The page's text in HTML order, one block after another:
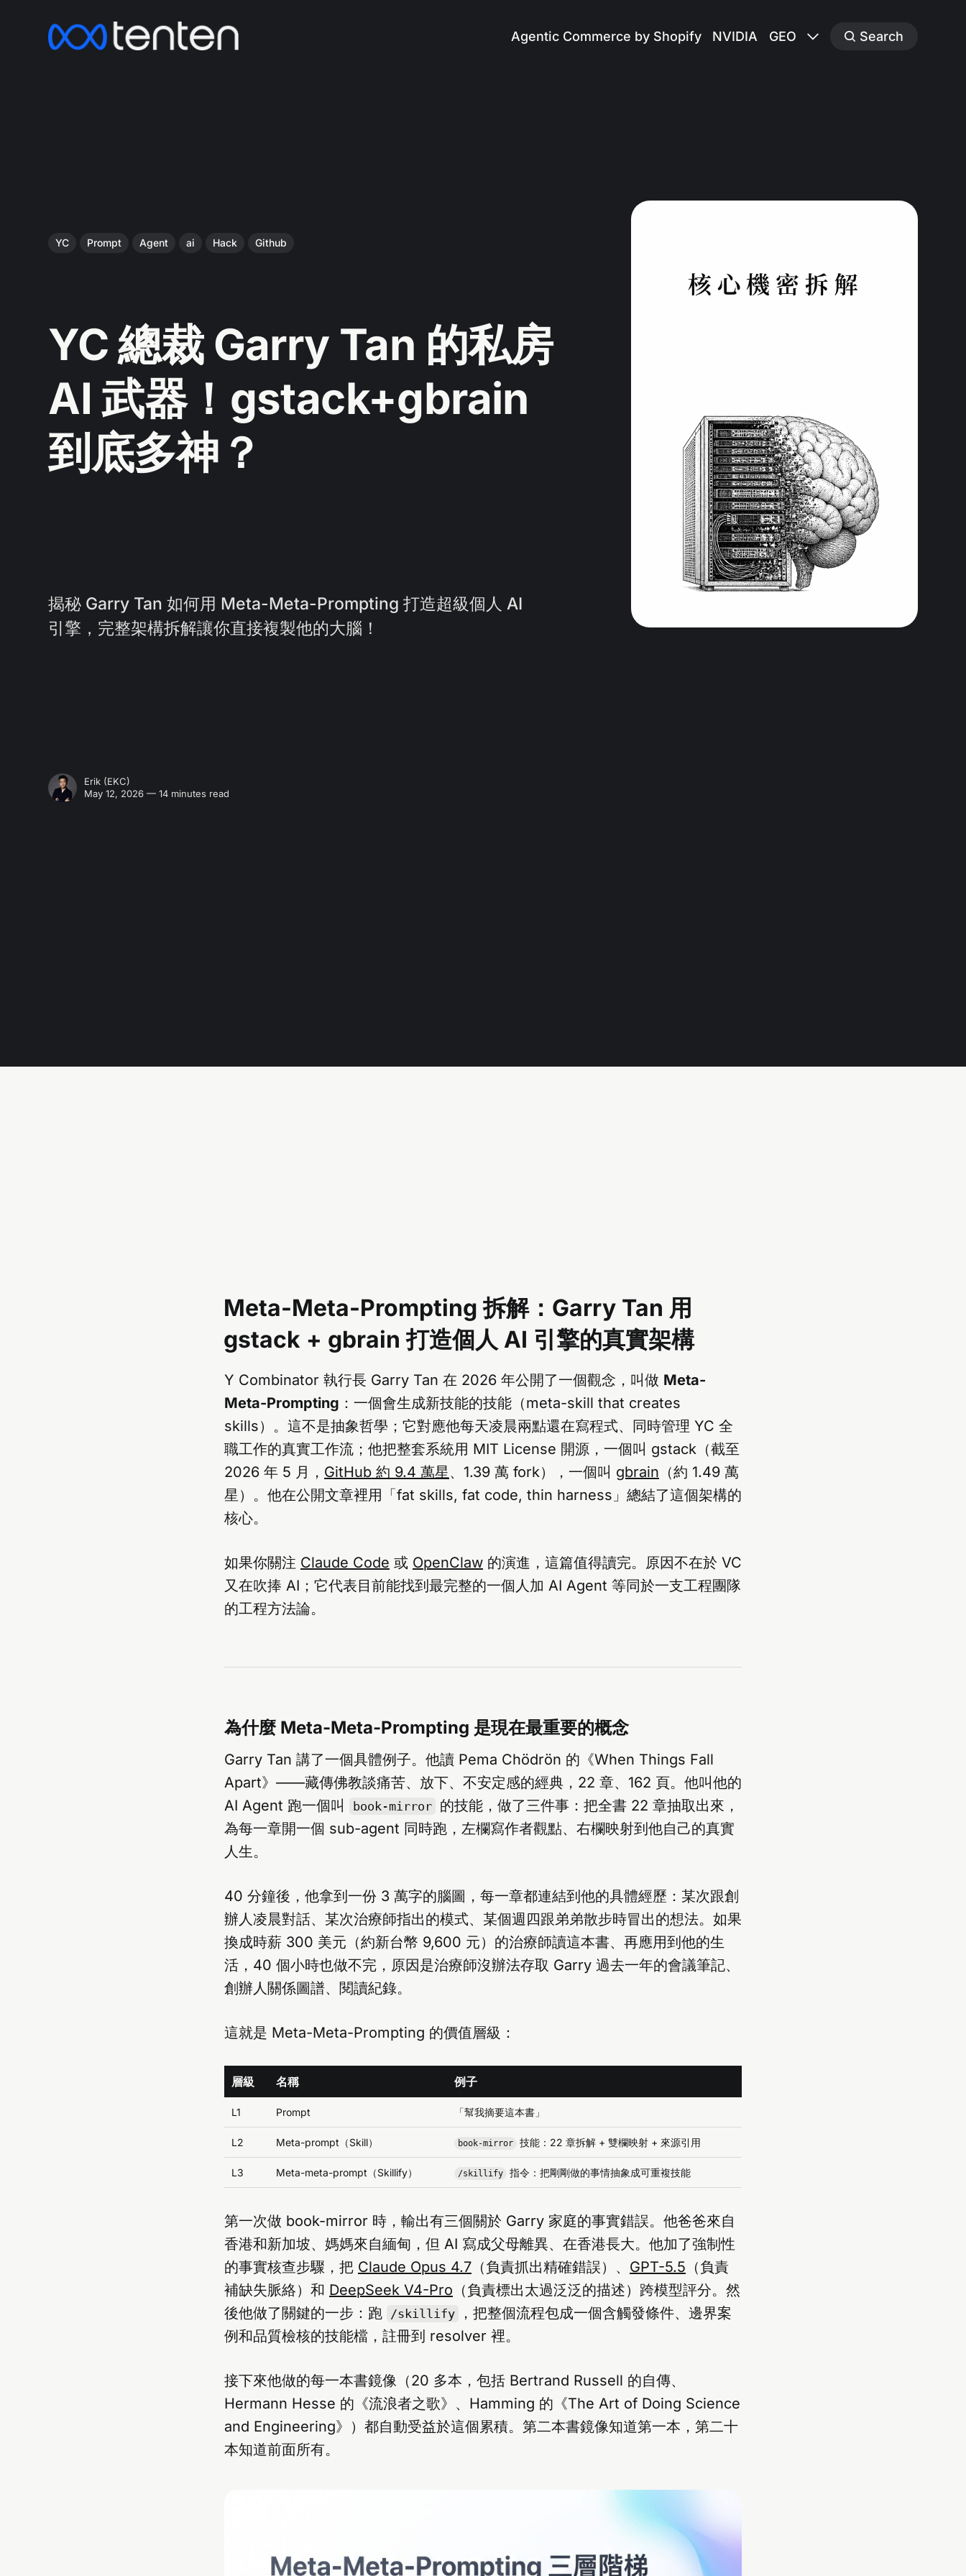
Agentic Commerce by Shopify NVIDIA GEO Search
YC Prompt Agent ai Hack Github
YC 總裁 Garry Tan 的私房
AI 武器！gstack+gbrain
到底多神？
揭秘 Garry Tan 如何用 Meta-Meta-Prompting 打造超級個人 AI
引擎，完整架構拆解讓你直接複製他的大腦！
Erik (EKC)
May 12, 2026 — 14 minutes read
Meta-Meta-Prompting 拆解：Garry Tan 用
gstack + gbrain 打造個人 AI 引擎的真實架構
Y Combinator 執行長 Garry Tan 在 2026 年公開了一個觀念，叫做 Meta-
Meta-Prompting ：一個會生成新技能的技能（meta-skill that creates
skills）。這不是抽象哲學；它對應他每天凌晨兩點還在寫程式、同時管理 YC 全
職工作的真實工作流；他把整套系統用 MIT License 開源，一個叫 gstack（截至
2026 年 5 月， GitHub 約 9.4 萬星、1.39 萬 fork），一個叫 gbrain （約 1.49 萬
星）。他在公開文章裡用「fat skills, fat code, thin harness」總結了這個架構的
核心。
如果你關注 Claude Code 或 OpenClaw 的演進，這篇值得讀完。原因不在於 VC
又在吹捧 AI；它代表目前能找到最完整的一個人加 AI Agent 等同於一支工程團隊
的工程方法論。
為什麼 Meta-Meta-Prompting 是現在最重要的概念
Garry Tan 講了一個具體例子。他讀 Pema Chödrön 的《When Things Fall
Apart》——藏傳佛教談痛苦、放下、不安定感的經典，22 章、162 頁。他叫他的
AI Agent 跑一個叫
book-mirror 的技能，做了三件事：把全書 22 章抽取出來，
為每一章開一個 sub-agent 同時跑，左欄寫作者觀點、右欄映射到他自己的真實
人生。
40 分鐘後，他拿到一份 3 萬字的腦圖，每一章都連結到他的具體經歷：某次跟創
辦人凌晨對話、某次治療師指出的模式、某個週四跟弟弟散步時冒出的想法。如果
換成時薪 300 美元（約新台幣 9,600 元）的治療師讀這本書、再應用到他的生
活，40 個小時也做不完，原因是治療師沒辦法存取 Garry 過去一年的會議筆記、
創辦人關係圖譜、閱讀紀錄。
這就是 Meta-Meta-Prompting 的價值層級：
層級 名稱 例子
L1 Prompt 「幫我摘要這本書」
L2 Meta-prompt（Skill） book-mirror 技能：22 章拆解 + 雙欄映射 + 來源引用
L3 Meta-meta-prompt（Skillify） /skillify 指令：把剛剛做的事情抽象成可重複技能
第一次做 book-mirror 時，輸出有三個關於 Garry 家庭的事實錯誤。他爸爸來自
香港和新加坡、媽媽來自緬甸，但 AI 寫成父母離異、在香港長大。他加了強制性
的事實核查步驟，把 Claude Opus 4.7 （負責抓出精確錯誤）、 GPT-5.5 （負責
補缺失脈絡）和 DeepSeek V4-Pro （負責標出太過泛泛的描述）跨模型評分。然
後他做了關鍵的一步：跑
/skillify
，把整個流程包成一個含觸發條件、邊界案
例和品質檢核的技能檔，註冊到 resolver 裡。
接下來他做的每一本書鏡像（20 多本，包括 Bertrand Russell 的自傳、
Hermann Hesse 的《流浪者之歌》、Hamming 的《The Art of Doing Science
and Engineering》）都自動受益於這個累積。第二本書鏡像知道第一本，第二十
本知道前面所有。